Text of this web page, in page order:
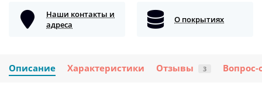
Наши контакты и
адреса
О покрытиях
Описание Характеристики Отзывы 3 Вопрос-